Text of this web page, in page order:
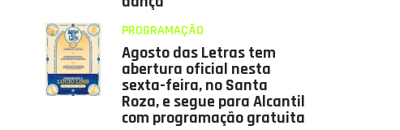
PROGRAMAÇÃO
Agosto das Letras tem
abertura oficial nesta
sexta-feira, no Santa
Roza, e segue para Alcantil
com programação gratuita